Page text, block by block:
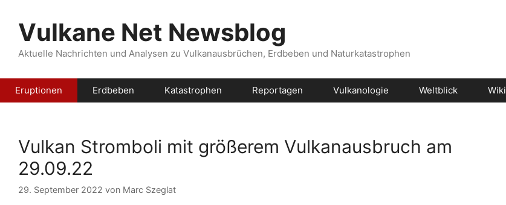
Inhalt
springenVulkane Net Newsblog
Aktuelle Nachrichten und Analysen zu Vulkanausbrüchen, Erdbeben und Naturkatastrophen
Eruptionen Erdbeben Katastrophen Reportagen Vulkanologie Weltblick Wiki
Vulkan Stromboli mit größerem Vulkanausbruch am
29.09.22
29. September 2022 von Marc Szeglat